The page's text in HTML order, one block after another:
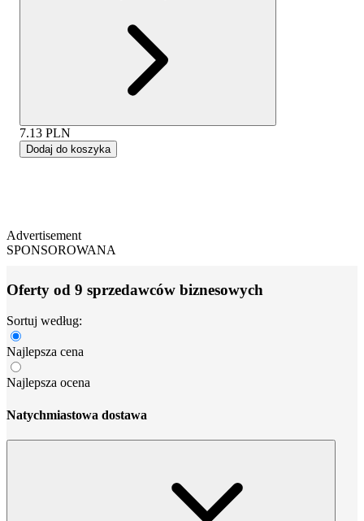
7.13 PLN
Dodaj do koszyka
Advertisement
SPONSOROWANA
Oferty od 9 sprzedawców biznesowych
Sortuj według:
Najlepsza cena
Najlepsza ocena
Natychmiastowa dostawa